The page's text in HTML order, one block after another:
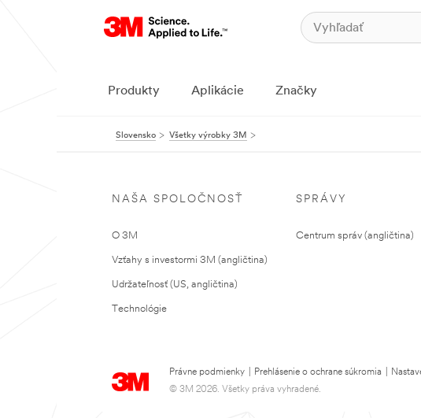
Produkty Aplikácie Značky
Slovensko Všetky výrobky 3M
NAŠA SPOLOČNOSŤ
O 3M
Vzťahy s investormi 3M (angličtina)
Udržateľnosť (US, angličtina)
Technológie
SPRÁVY
Centrum správ (angličtina)
Právne podmienky Prehlásenie o ochrane súkromia
© 3M 2026. Všetky práva vyhradené.